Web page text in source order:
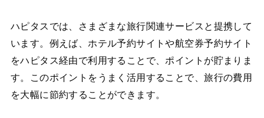
ハピタスでは、さまざまな旅行関連サービスと提携して
います。例えば、ホテル予約サイトや航空券予約サイト
をハピタス経由で利用することで、ポイントが貯まりま
す。このポイントをうまく活用することで、旅行の費用
を大幅に節約することができます。